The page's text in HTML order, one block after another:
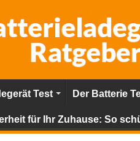
Test Der Batterie
für Ihr Zuhause: So